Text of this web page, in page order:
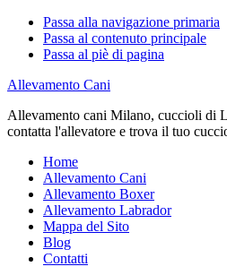
Passa alla navigazione primaria
Passa al contenuto principale
Passa al piè di pagina
Allevamento Cani
Allevamento cani Milano, cuccioli di
contatta l'allevatore e trova il tuo
Home
Allevamento Cani
Allevamento Boxer
Allevamento Labrador
Mappa del Sito
Blog
Contatti